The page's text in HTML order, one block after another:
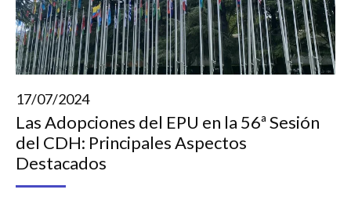
17/07/2024
Las Adopciones del EPU en la 56ª Sesión
del CDH: Principales Aspectos
Destacados